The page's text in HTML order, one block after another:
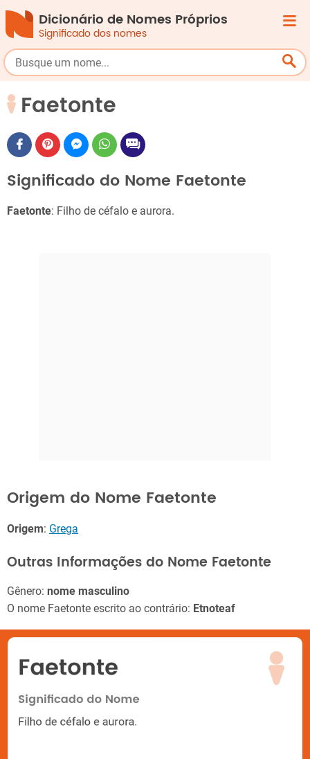
Dicionário de Nomes Próprios
Significado dos nomes
Faetonte
Significado do Nome Faetonte
Faetonte: Filho de céfalo e aurora.
Origem do Nome Faetonte
Origem: Grega
Outras Informações do Nome Faetonte
Gênero: nome masculino
O nome Faetonte escrito ao contrário: Etnoteaf